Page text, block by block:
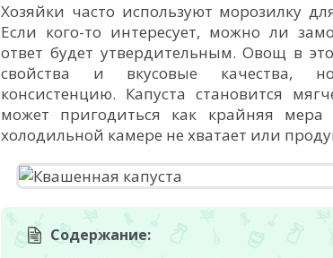
Хозяйки часто используют морозилку
Если кого-то интересует, можно ли
ответ будет утвердительным. Овощ в
свойства и вкусовые качества,
консистенцию. Капуста становится
может пригодиться как крайняя
холодильной камере не хватает или
Содержание: